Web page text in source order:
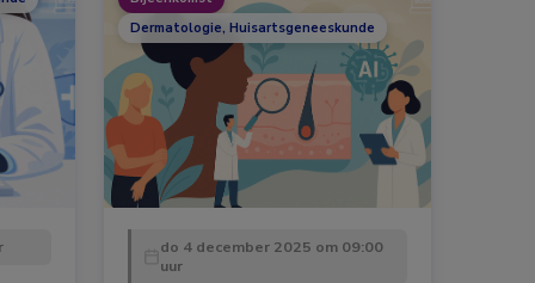
Dermatologie, Huisartsgeneeskunde
do 4 december 2025 om 09:00
uur